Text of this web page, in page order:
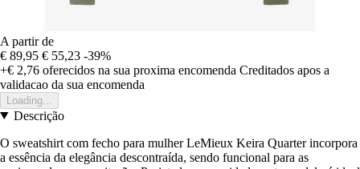
A partir de
€ 89,95 € 55,23 -39%
+€ 2,76 oferecidos na sua proxima encomenda Creditados apos a
validacao da sua encomenda
Loading...
Descrição
O sweatshirt com fecho para mulher LeMieux Keira Quarter incorpora
a essência da elegância descontraída, sendo funcional para as